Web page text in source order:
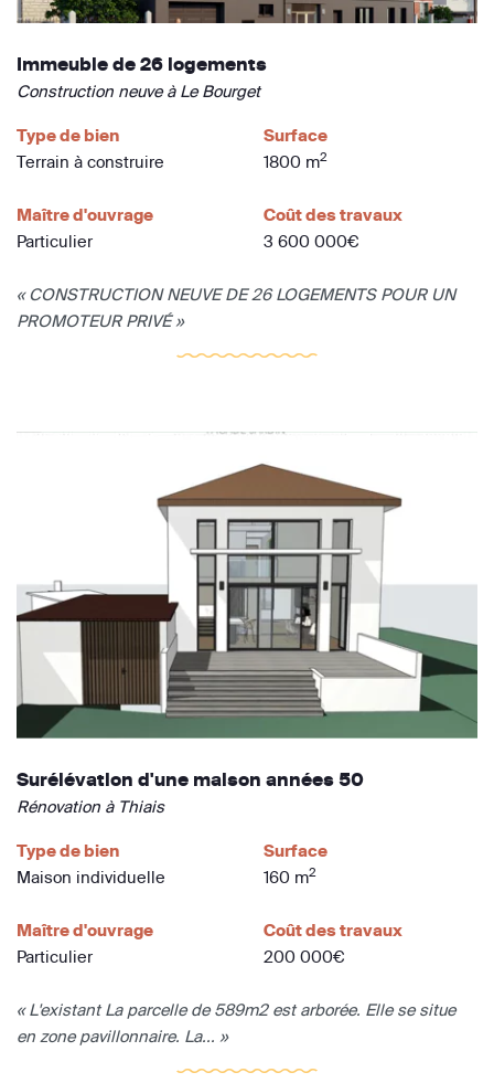
Immeuble de 26 logements
Construction neuve à Le Bourget
Type de bien
Terrain à construire
Surface
1800 m2
Maître d'ouvrage
Particulier
Coût des travaux
3 600 000€
« CONSTRUCTION NEUVE DE 26 LOGEMENTS POUR UN
PROMOTEUR PRIVÉ »
Surélévation d'une maison années 50
Rénovation à Thiais
Type de bien
Maison individuelle
Surface
160 m2
Maître d'ouvrage
Particulier
Coût des travaux
200 000€
« L'existant La parcelle de 589m2 est arborée. Elle se situe
en zone pavillonnaire. La... »